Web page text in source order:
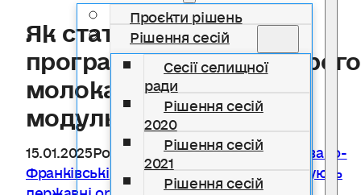
Проєкти рішень
Рішення сесій
Сесії селищної
ради
Рішення сесій
2020
Рішення сесій
2021
Рішення сесій
Як стати учасником
програми контролю сирого
молока «Молочний
модуль»
15.01.2025Розділ Держспоживслужби в Івано-
Франківській області інформує Інформують
державні органи